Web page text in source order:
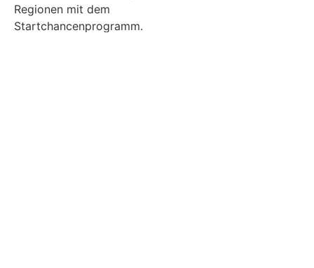
Regionen mit dem
Startchancenprogramm.